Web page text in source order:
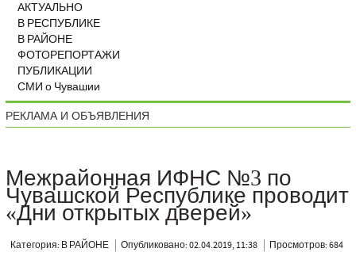
АКТУАЛЬНО
В РЕСПУБЛИКЕ
В РАЙОНЕ
ФОТОРЕПОРТАЖИ
ПУБЛИКАЦИИ
СМИ о Чувашии
РЕКЛАМА И ОБЪЯВЛЕНИЯ
Межрайонная ИФНС №3 по
Чувашской Республике проводит
«Дни открытых дверей»
Категория: В РАЙОНЕ Опубликовано: 02.04.2019, 11:38 Просмотров: 684